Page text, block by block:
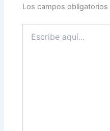
Los campos
aquí...